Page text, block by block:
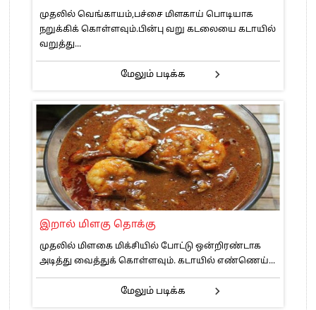
முதலில் வெங்காயம்,பச்சை மிளகாய் பொடியாக
நறுக்கிக் கொள்ளவும்.பின்பு வறு கடலையை கடாயில்
வறுத்து...
மேலும் படிக்க
இறால் மிளகு தொக்கு
முதலில் மிளகை மிக்சியில் போட்டு ஒன்றிரண்டாக
அடித்து வைத்துக் கொள்ளவும். கடாயில் எண்ணெய்...
மேலும் படிக்க